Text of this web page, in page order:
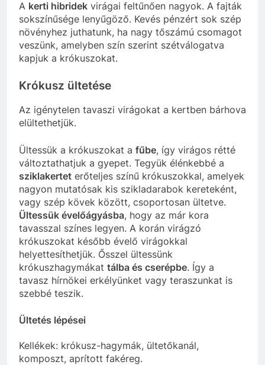
A kerti hibridek virágai feltűnően nagyok. A fajták
sokszínűsége lenyűgöző. Kevés pénzért sok szép
növényhez juthatunk, ha nagy tőszámú csomagot
veszünk, amelyben szín szerint szétválogatva
kapjuk a krókuszokat.
Krókusz ültetése
Az igénytelen tavaszi virágokat a kertben bárhova
elültethetjük.
Ültessük a krókuszokat a fűbe, így virágos rétté
változtathatjuk a gyepet. Tegyük élénkebbé a
sziklakertet erőteljes színű krókuszokkal, amelyek
nagyon mutatósak kis szikladarabok kereteként,
vagy szép kövek között, csoportosan ültetve.
Ültessük évelőágyásba, hogy az már kora
tavasszal színes legyen. A korán virágzó
krókuszokat később évelő virágokkal
helyettesíthetjük. Ősszel ültessünk
krókuszhagymákat tálba és cserépbe. Így a
tavasz hírnökei erkélyünket vagy teraszunkat is
szebbé teszik.
Ültetés lépései
Kellékek: krókusz-hagymák, ültetőkanál,
komposzt, aprított fakéreg.